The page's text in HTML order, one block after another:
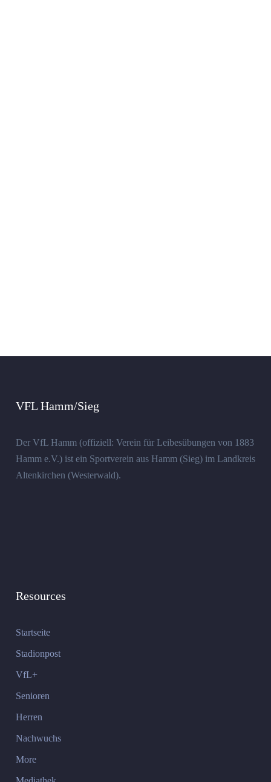
VFL Hamm/Sieg
Der VfL Hamm (offiziell: Verein für Leibesübungen von 1883
Hamm e.V.) ist ein Sportverein aus Hamm (Sieg) im Landkreis
Altenkirchen (Westerwald).
Resources
Startseite
Stadionpost
VfL+
Senioren
Herren
Nachwuchs
More